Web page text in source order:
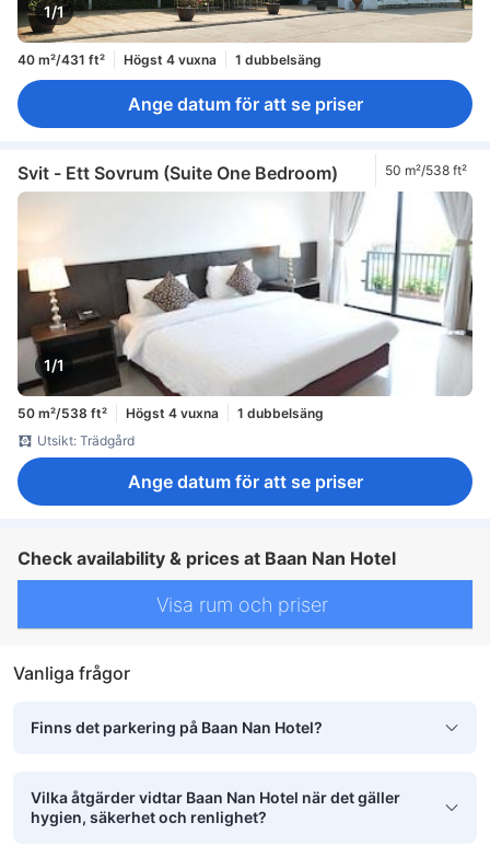
1/1
40 m²/431 ft² Högst 4 vuxna 1 dubbelsäng
Ange datum för att se priser
Svit - Ett Sovrum (Suite One Bedroom) 50 m²/538 ft²
1/1
50 m²/538 ft² Högst 4 vuxna
1 dubbelsäng
Utsikt: Trädgård
Ange datum för att se priser
Check availability & prices at Baan Nan Hotel
Visa rum och priser
Vanliga frågor
Finns det parkering på Baan Nan Hotel?
Vilka åtgärder vidtar Baan Nan Hotel när det gäller
hygien, säkerhet och renlighet?